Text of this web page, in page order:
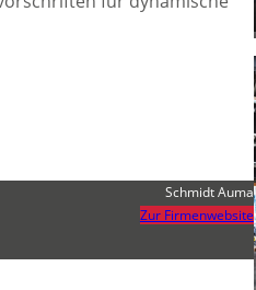
Schmidt Auma
Zur Firmenwebsite